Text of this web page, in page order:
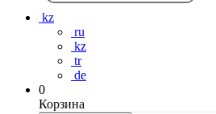
kz
ru
kz
tr
de
0
Корзина